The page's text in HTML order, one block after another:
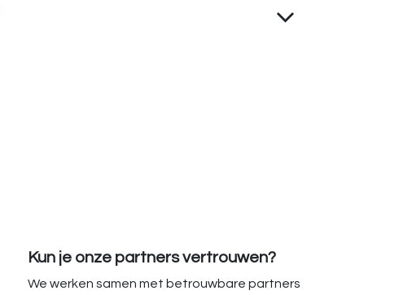
Kun je onze partners vertrouwen?
We werken samen met betrouwbare partners